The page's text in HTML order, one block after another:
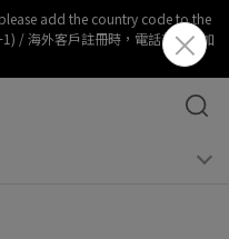
add the country code to the
/ 海外客戶註冊時，電話部分請加